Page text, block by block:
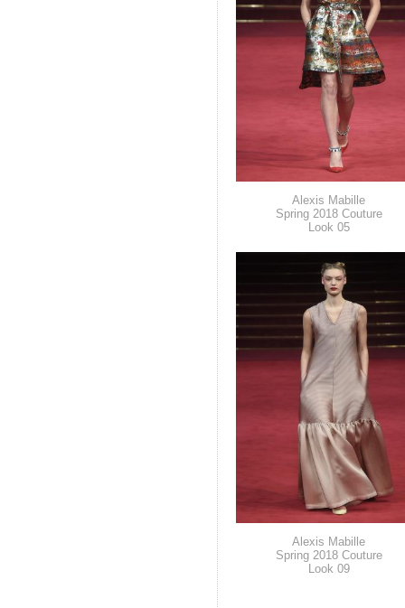
Alexis Mabille
Spring 2018 Couture
Look 05
Alexis Mabille
Spring 2018 Couture
Look 09